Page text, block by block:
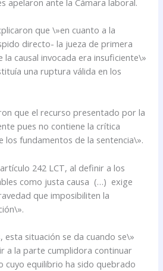
que \»en cuanto a la
directo- la jueza de primera
la causal invocada era insuficiente\»
una ruptura válida en los
que el recurso presentado por la
pues no contiene la crítica
los fundamentos de la sentencia\».
242 LCT, al definir a los
como justa causa (…) exige
que imposibiliten la
esta situación se da cuando se\»
a la parte cumplidora continuar
cuyo equilibrio ha sido quebrado